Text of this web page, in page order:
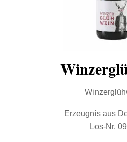
Erzeugnis aus
Los-Nr.